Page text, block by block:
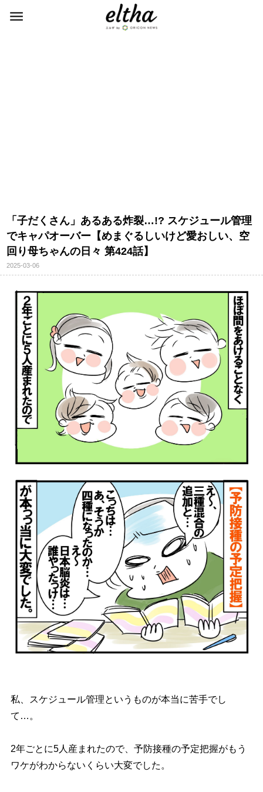
「子だくさん」あるある炸裂…!? スケジュール管理
でキャパオーバー【めまぐるしいけど愛おしい、空
回り母ちゃんの日々 第424話】
2025-03-06
私、スケジュール管理というものが本当に苦手でし
て…。
2年ごとに5人産まれたので、予防接種の予定把握がもう
ワケがわからないくらい大変でした。